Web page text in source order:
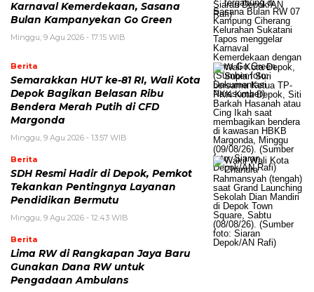
Karnaval Kemerdekaan, Sasana
Bulan Kampanyekan Go Green
Minggu, 9 Agu 2026 - 17:15 WIB
Berita
Semarakkan HUT ke-81 RI, Wali Kota
Depok Bagikan Belasan Ribu
Bendera Merah Putih di CFD
Margonda
Minggu, 9 Agu 2026 - 13:57 WIB
Berita
SDH Resmi Hadir di Depok, Pemkot
Tekankan Pentingnya Layanan
Pendidikan Bermutu
Minggu, 9 Agu 2026 - 12:43 WIB
Berita
Lima RW di Rangkapan Jaya Baru
Gunakan Dana RW untuk
Pengadaan Ambulans